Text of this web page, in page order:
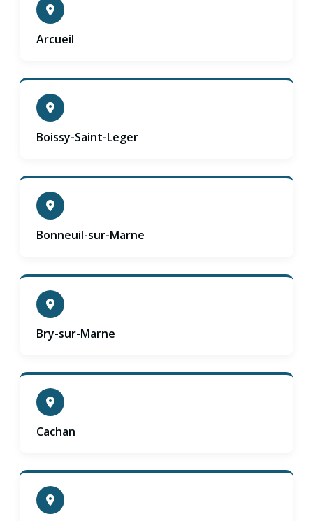
Arcueil
Boissy-Saint-Leger
Bonneuil-sur-Marne
Bry-sur-Marne
Cachan